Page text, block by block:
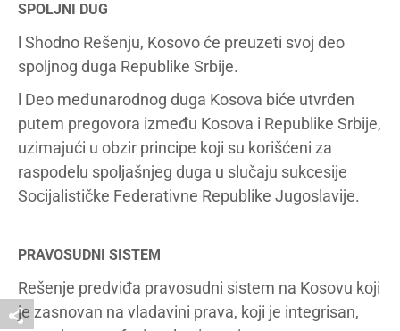
SPOLJNI DUG
l Shodno Rešenju, Kosovo će preuzeti svoj deo
spoljnog duga Republike Srbije.
l Deo međunarodnog duga Kosova biće utvrđen
putem pregovora između Kosova i Republike Srbije,
uzimajući u obzir principe koji su korišćeni za
raspodelu spoljašnjeg duga u slučaju sukcesije
Socijalističke Federativne Republike Jugoslavije.
PRAVOSUDNI SISTEM
Rešenje predviđa pravosudni sistem na Kosovu koji
je zasnovan na vladavini prava, koji je integrisan,